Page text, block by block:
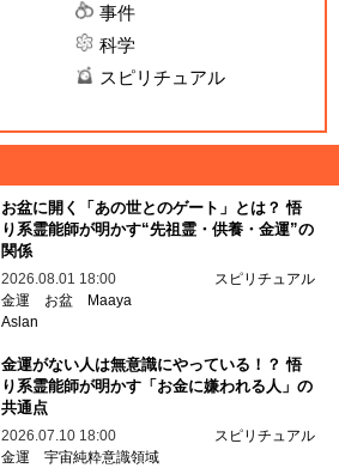
事件
科学
スピリチュアル
お盆に開く「あの世とのゲート」とは？ 悟
り系霊能師が明かす“先祖霊・供養・金運”の
関係
2026.08.01 18:00
スピリチュアル
金運
お盆
Maaya
Aslan
金運がない人は無意識にやっている！？ 悟
り系霊能師が明かす「お金に嫌われる人」の
共通点
2026.07.10 18:00
スピリチュアル
金運 宇宙純粋意識領域